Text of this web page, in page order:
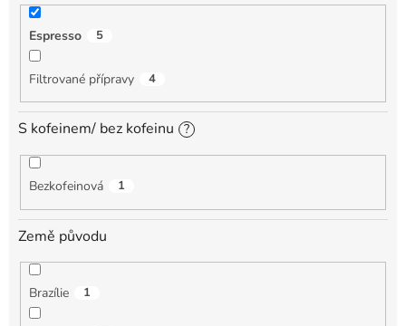
Espresso 5
Filtrované přípravy 4
S kofeinem/ bez kofeinu ?
Bezkofeinová 1
Země původu
Brazílie 1